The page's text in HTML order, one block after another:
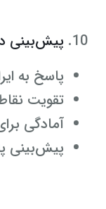
پیش‌بینی
پاسخ به
تقویت
آمادگی
پیش‌بینی